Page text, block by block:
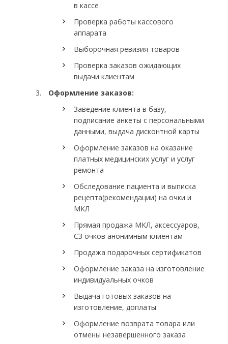
в кассе
Проверка работы кассового
аппарата
Выборочная ревизия товаров
Проверка заказов ожидающих
выдачи клиентам
Оформление заказов:
Заведение клиента в базу,
подписание анкеты с персональными
данными, выдача дисконтной карты
Оформление заказов на оказание
платных медицинских услуг и услуг
ремонта
Обследование пациента и выписка
рецепта(рекомендации) на очки и
МКЛ
Прямая продажа МКЛ, аксессуаров,
СЗ очков анонимным клиентам
Продажа подарочных сертификатов
Оформление заказа на изготовление
индивидуальных очков
Выдача готовых заказов на
изготовление, доплаты
Оформление возврата товара или
отмены незавершенного заказа